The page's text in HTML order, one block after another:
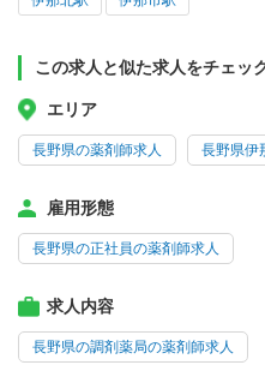
この求人と似た求人をチェッ
エリア
長野県の薬剤師求人 長野県伊
雇用形態
長野県の正社員の薬剤師求人
求人内容
長野県の調剤薬局の薬剤師求人